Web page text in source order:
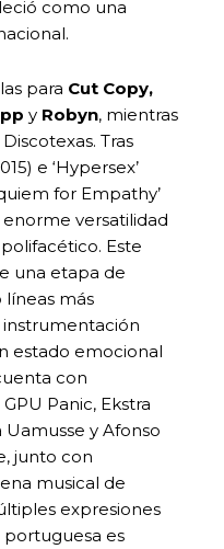
como una
para Cut Copy,
y Robyn, mientras
Tras
e ‘Hypersex’
for Empathy’
enorme versatilidad
Este
una etapa de
más
instrumentación
estado emocional
con
Panic, Ekstra
Uamusse y Afonso
junto con
musical de
expresiones
es